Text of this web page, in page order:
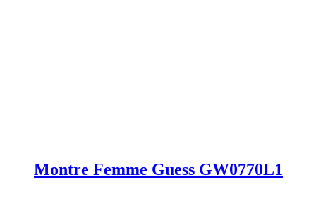
Montre Femme Guess GW0770L1